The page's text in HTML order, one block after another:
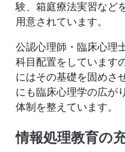
験、箱庭療法実習など
用意されています。
公認心理師・臨床心理
科目配置をしています
にはその基礎を固めさ
にも臨床心理学の広が
体制を整えています。
情報処理教育の